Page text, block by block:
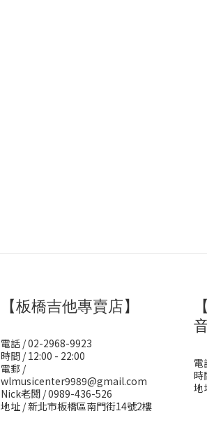
【板橋吉他專賣店】
電話 / 02-2968-9923
時間 / 12:00 - 22:00
電郵 /
wlmusicenter9989@gmail.com
Nick老闆 / 0989-436-526
地址 / 新北市板橋區南門街14號2樓
電
時
地